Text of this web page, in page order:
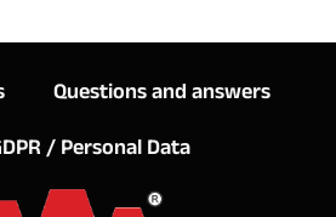
Questions and answers
/ Personal Data